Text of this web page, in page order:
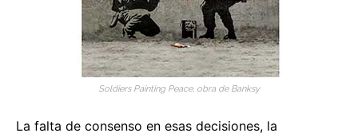
Soldiers Painting Peace, obra de Banksy
La falta de consenso en esas decisiones, la